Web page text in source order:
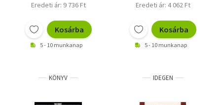
Eredeti ár: 9 736 Ft
Kosárba
5 - 10 munkanap
Eredeti ár: 4 062 Ft
Kosárba
5 - 10 munkanap
KÖNYV IDEGEN